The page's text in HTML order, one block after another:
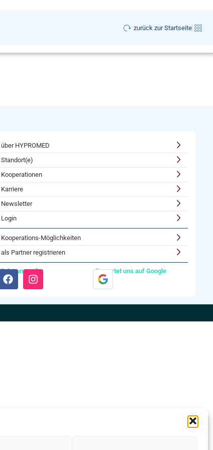
zurück zur Startseite
über HYPROMED
Standort(e)
Kooperationen
Karriere
Newsletter
Login
Kooperations-Möglichkeiten
als Partner registrieren
Folgt uns auf: Bewertet uns auf Google